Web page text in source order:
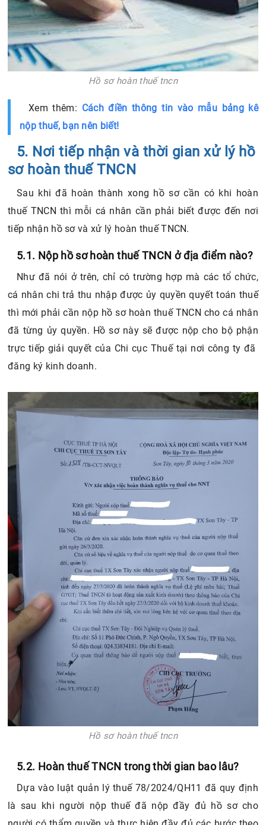
Hồ sơ hoàn thuế tncn
Xem thêm: Cách điền thông tin vào mẫu bảng kê
nộp thuế, bạn nên biết!
5. Nơi tiếp nhận và thời gian xử lý hồ
sơ hoàn thuế TNCN
Sau khi đã hoàn thành xong hồ sơ cần có khi hoàn
thuế TNCN thì mỗi cá nhân cần phải biết được đến nơi
tiếp nhận hồ sơ và xử lý hoàn thuế TNCN.
5.1. Nộp hồ sơ hoàn thuế TNCN ở địa điểm nào?
Như đã nói ở trên, chỉ có trường hợp mà các tổ chức,
cá nhân chi trả thu nhập được ủy quyền quyết toán thuế
thì mới phải cần nộp hồ sơ hoàn thuế TNCN cho cá nhân
đã từng ủy quyền. Hồ sơ này sẽ được nộp cho bộ phận
trực tiếp giải quyết của Chi cục Thuế tại nơi công ty đã
đăng ký kinh doanh.
Hồ sơ hoàn thuế tncn
5.2. Hoàn thuế TNCN trong thời gian bao lâu?
Dựa vào luật quản lý thuế 78/2024/QH11 đã quy định
là sau khi người nộp thuế đã nộp đầy đủ hồ sơ cho